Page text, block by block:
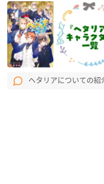
ヘタリアについての紹